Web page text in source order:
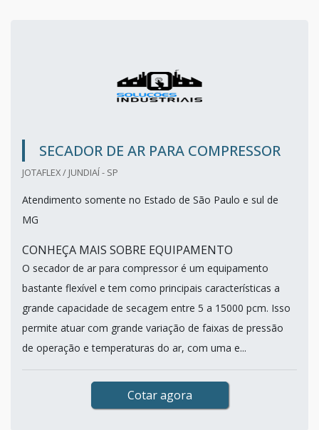
SECADOR DE AR PARA COMPRESSOR
JOTAFLEX / JUNDIAÍ - SP
Atendimento somente no Estado de São Paulo e sul de
MG
CONHEÇA MAIS SOBRE EQUIPAMENTO
O secador de ar para compressor é um equipamento
bastante flexível e tem como principais características a
grande capacidade de secagem entre 5 a 15000 pcm. Isso
permite atuar com grande variação de faixas de pressão
de operação e temperaturas do ar, com uma e...
Cotar agora